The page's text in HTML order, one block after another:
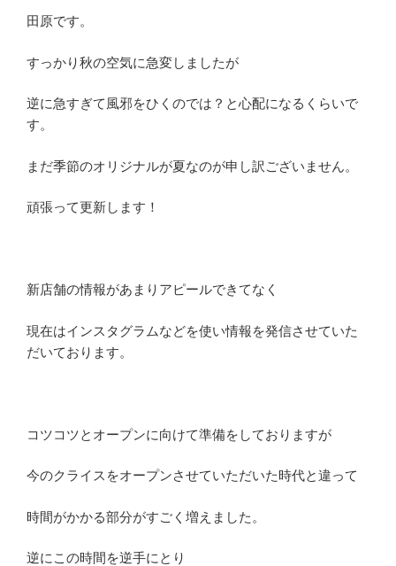
田原です。
すっかり秋の空気に急変しましたが
逆に急すぎて風邪をひくのでは？と心配になるくらいで
す。
まだ季節のオリジナルが夏なのが申し訳ございません。
頑張って更新します！
新店舗の情報があまりアピールできてなく
現在はインスタグラムなどを使い情報を発信させていた
だいております。
コツコツとオープンに向けて準備をしておりますが
今のクライスをオープンさせていただいた時代と違って
時間がかかる部分がすごく増えました。
逆にこの時間を逆手にとり